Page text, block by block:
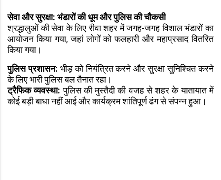
सेवा और सुरक्षा: भंडारों की धूम और पुलिस की चौकसी
श्रद्धालुओं की सेवा के लिए रीवा शहर में जगह-जगह विशाल भंडारों का
आयोजन किया गया, जहां लोगों को फलहारी और महाप्रसाद वितरित
किया गया।
पुलिस प्रशासन: भीड़ को नियंत्रित करने और सुरक्षा सुनिश्चित करने
के लिए भारी पुलिस बल तैनात रहा।
ट्रैफिक व्यवस्था: पुलिस की मुस्तैदी की वजह से शहर के यातायात में
कोई बड़ी बाधा नहीं आई और कार्यक्रम शांतिपूर्ण ढंग से संपन्न हुआ।